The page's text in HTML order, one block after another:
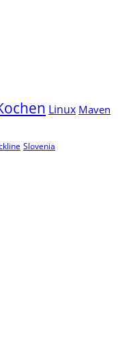
Linux Maven
Slovenia